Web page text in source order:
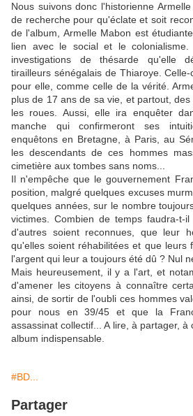
Nous suivons donc l'historienne
de recherche pour qu'éclate et soit
de l'album, Armelle Mabon est
lien avec le social et le
investigations de thésarde qu'elle
tirailleurs sénégalais de Thiaroye.
pour elle, comme celle de la vérité.
plus de 17 ans de sa vie, et partout,
les roues. Aussi, elle ira enquêter
manche qui confirmeront ses
enquêtons en Bretagne, à Paris, au
les descendants de ces hommes
cimetière aux tombes sans noms...
Il n'empêche que le gouvernement
position, malgré quelques excuses
quelques années, sur le nombre
victimes. Combien de temps faudra-t-
d'autres soient reconnues, que leur
qu'elles soient réhabilitées et que leurs
l'argent qui leur a toujours été dû ? Nul
Mais heureusement, il y a l'art, et
d'amener les citoyens à connaître
ainsi, de sortir de l'oubli ces hommes
pour nous en 39/45 et que la
assassinat collectif... A lire, à partager, à
album indispensable.
#BD...
Partager